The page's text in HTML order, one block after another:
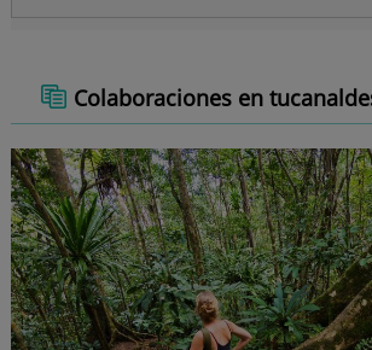
Colaboraciones en